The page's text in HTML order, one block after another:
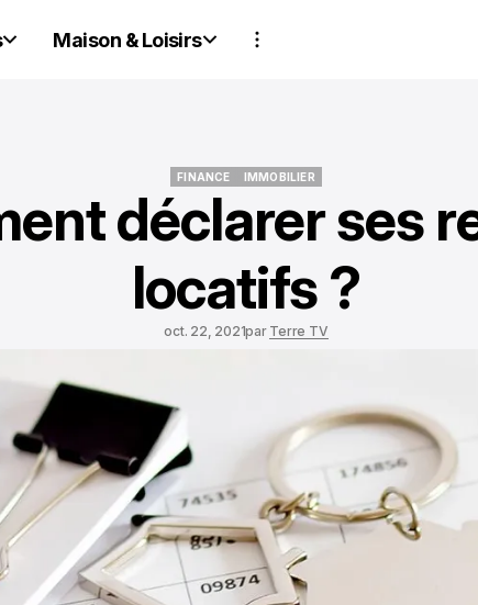
Maison & Loisirs
FINANCE
FINANCE
IMMOBILIER
déclarer ses
locatifs ?
oct. 22, 2021par Terre TV